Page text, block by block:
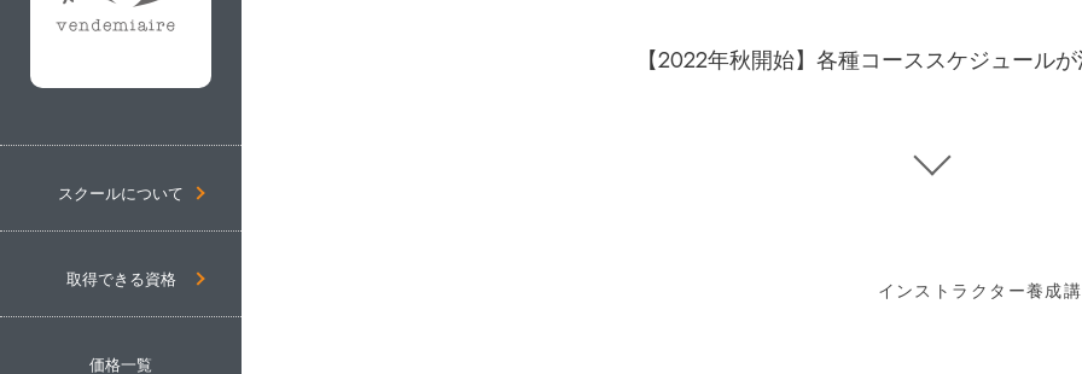
スクールについて
取得できる資格
価格一覧
ヨガコラム
【2022年秋開始】各種コーススケジュール
インストラクター養